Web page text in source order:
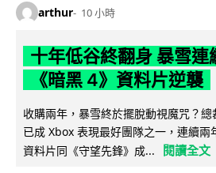
arthur 10 小時
十年低谷終翻身 暴雪連
《暗黑 4》資料片逆襲
收購兩年，暴雪終於擺脫動視魔咒？
已成 Xbox 表現最好團隊之一，連續兩
資料片同《守望先鋒》成...
閱讀全文